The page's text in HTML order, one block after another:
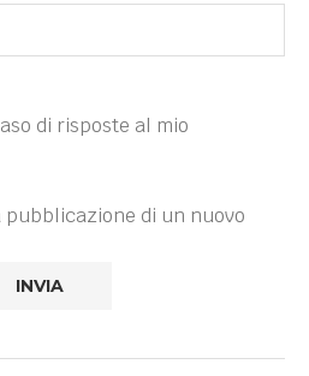
di risposte al mio
di un nuovo